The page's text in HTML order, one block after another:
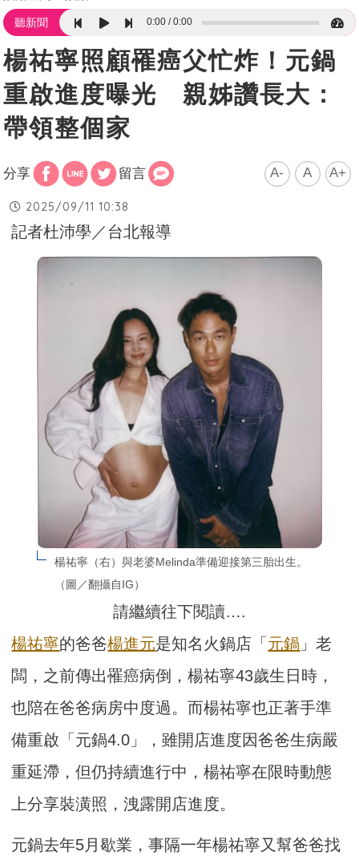
聽新聞 0:00 0:00
楊祐寧照顧罹癌父忙炸！元鍋
重啟進度曝光 親姊讚長大：
帶領整個家
分享 留言 A- A A+
2025/09/11 10:38
記者杜沛學／台北報導
楊祐寧（右）與老婆Melinda準備迎接第三胎出生。
（圖／翻攝自IG）
請繼續往下閱讀….
楊祐寧的爸爸楊進元是知名火鍋店「 元鍋 」老
闆，之前傳出罹癌病倒，楊祐寧43歲生日時，
也陪在爸爸病房中度過。而楊祐寧也正著手準
備重啟「元鍋4.0」，雖開店進度因爸爸生病嚴
重延滯，但仍持續進行中，楊祐寧在限時動態
上分享裝潢照，洩露開店進度。
元鍋去年5月歇業，事隔一年楊祐寧又幫爸爸找